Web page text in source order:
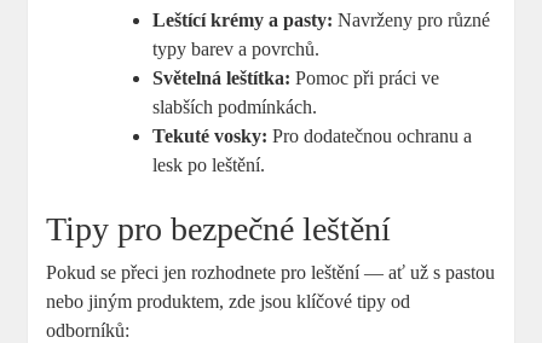
Leštící krémy a pasty: Navrženy pro různé
typy barev a povrchů.
Světelná leštítka: Pomoc při práci ve
slabších podmínkách.
Tekuté vosky: Pro dodatečnou ochranu a
lesk po leštění.
Tipy pro bezpečné leštění
Pokud se přeci jen rozhodnete pro leštění — ať už s pastou
nebo jiným produktem, zde jsou klíčové tipy od
odborníků: